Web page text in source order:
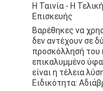
Η Ταινία - Η
Επισκευής
Βαρέθηκες να
δεν αντέχουν σε
προσκόλλησή του
επικαλυμμένο
είναι η τέλεια
Ειδικότητα: